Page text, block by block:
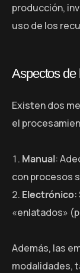
producción,
uso de los
Aspectos de
Existen dos
el
Manual:
con procesos
Electrónico
«enlatados»
Además, las
modalidades,